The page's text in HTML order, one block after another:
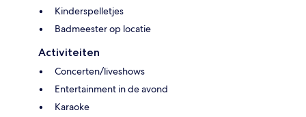
Kinderspelletjes
Badmeester op locatie
Activiteiten
Concerten/liveshows
Entertainment in de avond
Karaoke